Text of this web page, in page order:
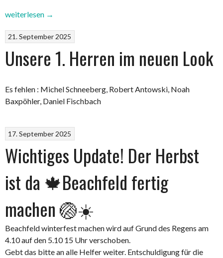
„TSV
mit
kRummerkasten“
weiterlesen →
21. September 2025
Unsere 1. Herren im neuen Look
Es fehlen : Michel Schneeberg, Robert Antowski, Noah
Baxpöhler, Daniel Fischbach
17. September 2025
Wichtiges Update! Der Herbst
ist da 🍁Beachfeld fertig
machen 🏐☀️
Beachfeld winterfest machen wird auf Grund des Regens am
4.10 auf den 5.10 15 Uhr verschoben.
Gebt das bitte an alle Helfer weiter. Entschuldigung für die